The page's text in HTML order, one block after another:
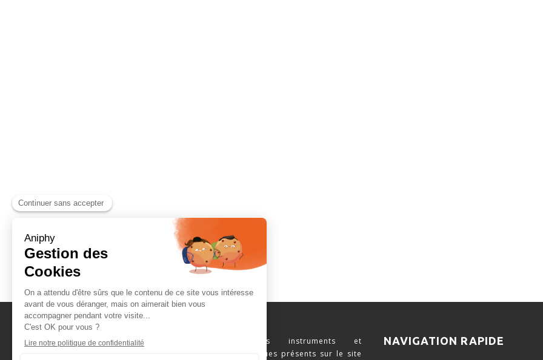
Naviguez parmi les instruments et
consommables scientifiques présents sur le site
NAVIGATION RAPIDE